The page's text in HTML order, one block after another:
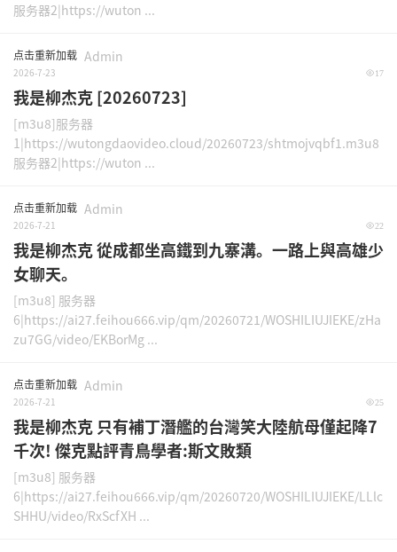
服务器2|https://wuton ...
点击重新加载 Admin
2026-7-23 17
我是柳杰克 [20260723]
[m3u8]服务器
1|https://wutongdaovideo.cloud/20260723/shtmojvqbf1.m3u8
服务器2|https://wuton ...
点击重新加载 Admin
2026-7-21 22
我是柳杰克 從成都坐高鐵到九寨溝。一路上與高雄少
女聊天。
[m3u8] 服务器
6|https://ai27.feihou666.vip/qm/20260721/WOSHILIUJIEKE/zHa
zu7GG/video/EKBorMg ...
点击重新加载 Admin
2026-7-21 25
我是柳杰克 只有補丁潛艦的台灣笑大陸航母僅起降7
千次! 傑克點評青鳥學者:斯文敗類
[m3u8] 服务器
6|https://ai27.feihou666.vip/qm/20260720/WOSHILIUJIEKE/LLlc
SHHU/video/RxScfXH ...